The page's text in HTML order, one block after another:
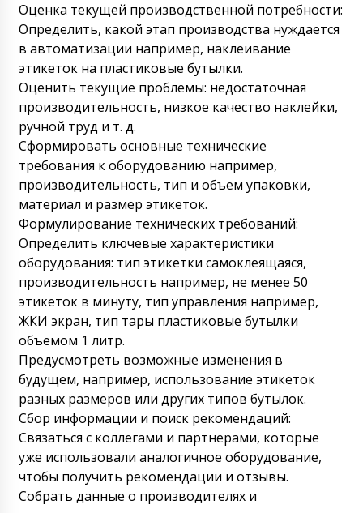
Оценка текущей производственной потребности:
Определить, какой этап производства нуждается
в автоматизации например, наклеивание
этикеток на пластиковые бутылки.
Оценить текущие проблемы: недостаточная
производительность, низкое качество наклейки,
ручной труд и т. д.
Сформировать основные технические
требования к оборудованию например,
производительность, тип и объем упаковки,
материал и размер этикеток.
Формулирование технических требований:
Определить ключевые характеристики
оборудования: тип этикетки самоклеящаяся,
производительность например, не менее 50
этикеток в минуту, тип управления например,
ЖКИ экран, тип тары пластиковые бутылки
объемом 1 литр.
Предусмотреть возможные изменения в
будущем, например, использование этикеток
разных размеров или других типов бутылок.
Сбор информации и поиск рекомендаций:
Связаться с коллегами и партнерами, которые
уже использовали аналогичное оборудование,
чтобы получить рекомендации и отзывы.
Собрать данные о производителях и
Вера
Договор №12 , уже вышли все сроки по
доставке. Предпринимайте наконец-то
меры. Ускоряйтесь ИП Цибульский Р.Г.
Роман Цибульский
Здравствуйте, Вера. В выходные дни мы
отдыхаем и не имеем возможности
отвечать на сообщения. Поднимите
договор, сроки доставки оборудования на
ваш склад в Северодвинск до 50 рабочих (
не календарных) дней. Меры приняты.
Давлат
Прошу Вас сообщите, статус заказа
Роторный таблеточный пресс RZ-10A в
Риддер ?
09/08/2026 09:10
Роман Цибульский
Добрый день, Давлат. Мы связались с
перевозчиком, доставка планируется